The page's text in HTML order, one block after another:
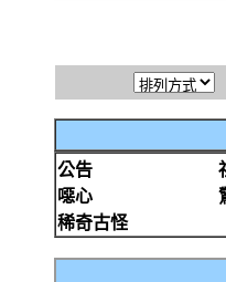
公告
噁心
稀奇古怪